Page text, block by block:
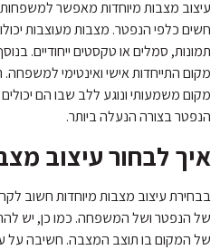
עיצוב מצבות מיוחדות מאפשר
חשים כלפי הנפטר. מצבות מעוצבות
תמונות, סמלים או טקסטים ייחודיים.
מקום התייחדות אישי ואינטימי
מקום משמעותי ונוגע ללב שבו הם
הנפטר בצורה הנעלה ביותר.
איך לבחור עיצוב
בבחירת עיצוב מצבות מיוחדות חשוב
של הנפטר ושל המשפחה. כמו כן, יש
של המקום בו תוצב המצבה. חשיבה על